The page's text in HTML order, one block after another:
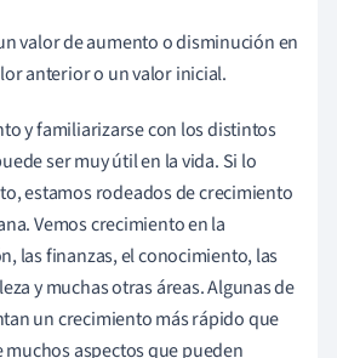
valor de aumento o disminución en
anterior o un valor inicial.
y familiarizarse con los distintos
ser muy útil en la vida. Si lo
estamos rodeados de crecimiento
Vemos crecimiento en la
las finanzas, el conocimiento, las
y muchas otras áreas. Algunas de
un crecimiento más rápido que
aspectos que pueden